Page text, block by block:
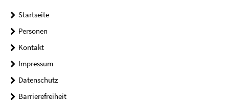
Startseite
Personen
Kontakt
Impressum
Datenschutz
Barrierefreiheit